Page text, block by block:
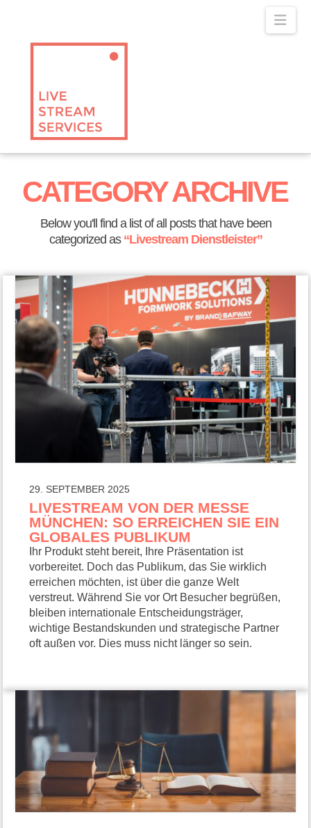
CATEGORY ARCHIVE
Below you'll find a list of all posts that have been
categorized as “Livestream Dienstleister”
29. SEPTEMBER 2025
LIVESTREAM VON DER MESSE
MÜNCHEN: SO ERREICHEN SIE EIN
GLOBALES PUBLIKUM
Ihr Produkt steht bereit, Ihre Präsentation ist
vorbereitet. Doch das Publikum, das Sie wirklich
erreichen möchten, ist über die ganze Welt
verstreut. Während Sie vor Ort Besucher begrüßen,
bleiben internationale Entscheidungsträger,
wichtige Bestandskunden und strategische Partner
oft außen vor. Dies muss nicht länger so sein.